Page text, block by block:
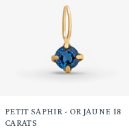
PETIT SAPHIR - OR JAUNE 18
CARATS